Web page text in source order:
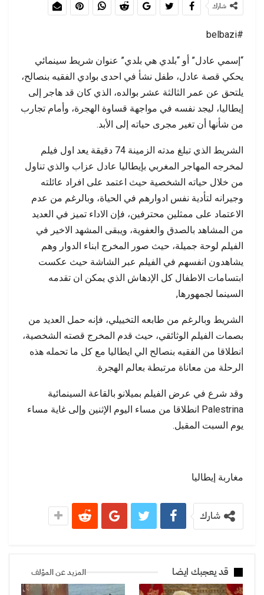
شارك
#belbazi
“إسمي عادل” أو “بلدي هي بلدي” عنوان شريط سينمائي
يحكي قصة عادل، طفل نشأ في احدى بوادي الفقيه بنصالح،
يلتحق عن عمر الثالثة عشر بوالده، الذي كان قد هاجر إلى
إيطاليا، ليجد نفسه في مواجهة قساوة الهجرة، وأمام تجارب
من شأنها أن تغير مجرى حياته إلى الأبد.
الشريط الذي تبلغ مدته الزمينة 74 دقيقة يعد اول فيلم
لمخرجه المهاجر المغربي بإيطاليا عادل عزاب والذي تناول
من خلال حياته الشخصية حيث اعتمد على افراد عائلته
وجيرانه لتأدية نفس ادوارهم في الحياة، وبالرغم من عدم
الاعتماد على ممثلين محترفين، فإن الاداء تميز في العديد
من المشاهد بالصدق والعفوية، ويبقى المشهد الاخير في
الفيلم لوحة جميلة، حيث صور المخرج ابناء الدوار وهم
يشاهدون انفسهم في الفيلم عبر الشاشة حيث عكست
ابتسامات الاطفال كل الإدهاش الذي يمكن ان تقدمه
السينما لجمهورها,
الشريط وبالرغم من طابعه التخييلي، فإنه حمل العديد من
بصمات الفيلم الوثائقي، حيث قدم المخرج قصته الشخصية،
انطلاقا من الفقيه بنصالح الي ايطاليا مع كل ما تحمله هذه
الرحلة من معاناة مرتبطة بعالم الهجرة.
وقد شرع في عرض الفيلم بميلانو بالقاعة السينمائية
Palestrina انطلاقا من مساء اليوم الإثنين وإلى غاية مساء
يوم السبت المقبل.
مغاربة إيطاليا
شارك
قد يعجبك ايضا المزيد عن المؤلف